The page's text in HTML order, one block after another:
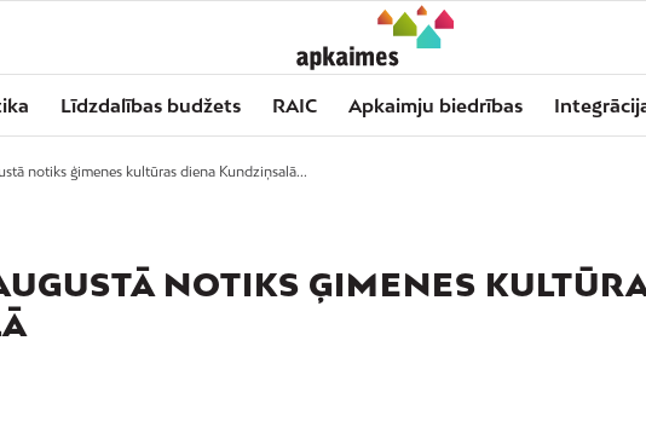
Līdzdalības budžets RAIC Apkaimju biedrības
notiks ģimenes kultūras diena Kundziņsalā...
NOTIKS ĢIMENES